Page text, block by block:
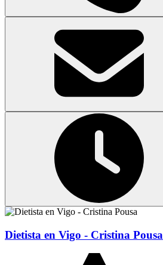
Dietista en Vigo - Cristina Pousa